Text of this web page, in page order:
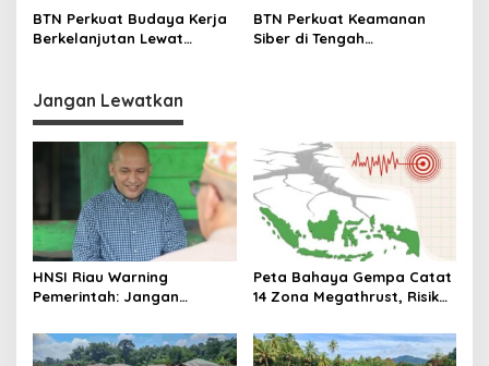
Thamrin
BTN Perkuat Budaya Kerja
Berkelanjutan Lewat
BTN Perkuat Keamanan
Siber di Tengah
Jangan Lewatkan
HNSI Riau Warning
Pemerintah: Jangan
Demi Legalisasi Tambang
Emas di DAS Kuantan!
Peta Bahaya Gempa Catat
14 Zona Megathrust, Risiko
BMKG menegaskan istilah
“Menunggu Waktu”